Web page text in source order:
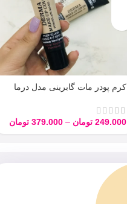
کرم پودر مات گابرینی مدل درما
249.000 تومان –
379.000 تومان